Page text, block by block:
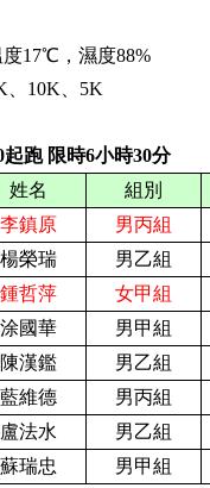
度17℃，濕度88%
、 10K、 5K
起跑 限時6小時30分
姓名 組別
李鎮原 男丙組
楊榮瑞 男乙組
鍾哲萍 女甲組
涂國華 男甲組
陳漢鑑 男乙組
藍維德 男丙組
盧法水 男乙組
蘇瑞忠 男甲組